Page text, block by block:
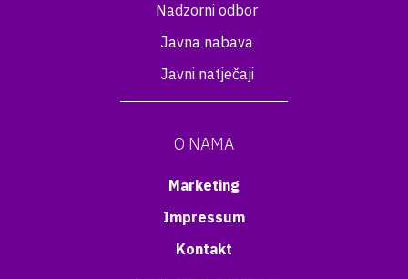
Nadzorni odbor
Javna nabava
Javni natječaji
O NAMA
Marketing
Impressum
Kontakt